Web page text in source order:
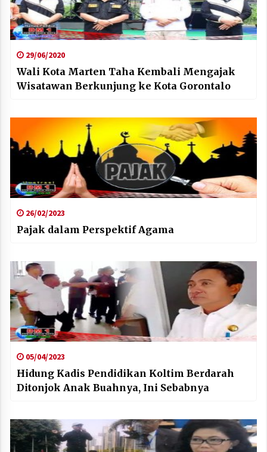
29/06/2020
Wali Kota Marten Taha Kembali Mengajak
Wisatawan Berkunjung ke Kota Gorontalo
26/02/2023
Pajak dalam Perspektif Agama
05/04/2023
Hidung Kadis Pendidikan Koltim Berdarah
Ditonjok Anak Buahnya, Ini Sebabnya